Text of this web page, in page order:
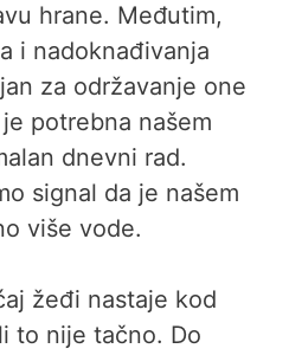
hrane. Međutim,
i nadoknađivanja
za održavanje one
potrebna našem
dnevni rad.
signal da je našem
više vode.
žeđi nastaje kod
to nije tačno. Do